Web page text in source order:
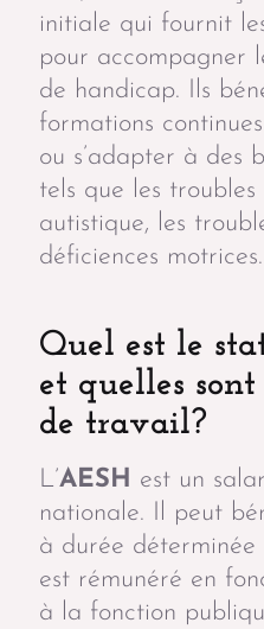
initiale qui fournit
pour accompagner
de handicap. Ils
formations
ou s’adapter à des
tels que les
autistique, les
déficiences motrices.
Quel est le
et quelles sont
de travail?
L’AESH est un
nationale. Il peut
à durée
est rémunéré en
à la fonction